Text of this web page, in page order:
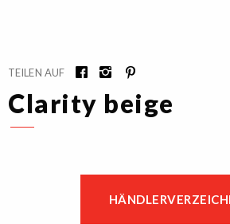
TEILEN AUF
Clarity beige